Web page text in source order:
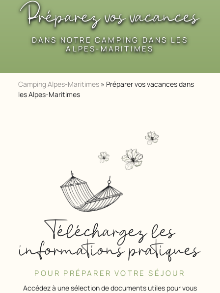
Préparez vos vacances
DANS NOTRE CAMPING DANS LES
ALPES-MARITIMES
Camping Alpes-Maritimes » Préparer vos vacances dans
les Alpes-Maritimes
Téléchargez les
informations pratiques
POUR PRÉPARER VOTRE SÉJOUR
Accédez à une sélection de documents utiles pour vous